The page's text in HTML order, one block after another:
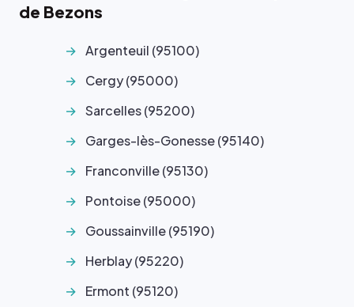
de Bezons
Argenteuil (95100)
Cergy (95000)
Sarcelles (95200)
Garges-lès-Gonesse (95140)
Franconville (95130)
Pontoise (95000)
Goussainville (95190)
Herblay (95220)
Ermont (95120)